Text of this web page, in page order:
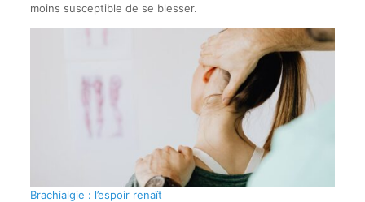
moins susceptible de se blesser.
Brachialgie : l’espoir renaît